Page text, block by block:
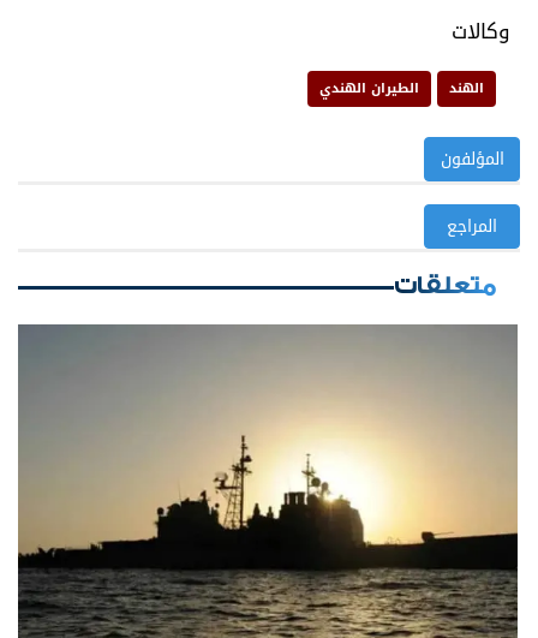
وكالات
الهند الطيران الهندي
المؤلفون
المراجع
متعلقات